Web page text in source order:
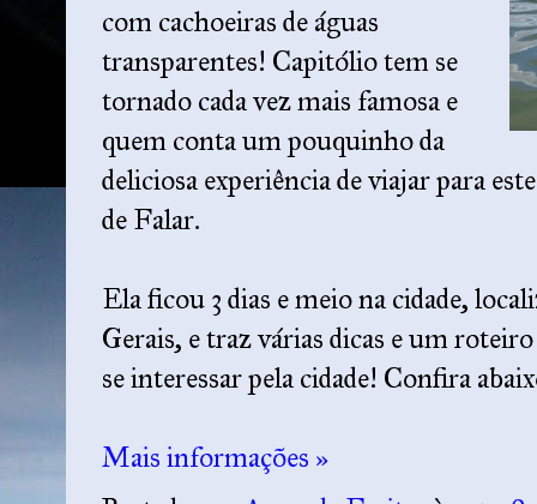
com cachoeiras de águas
transparentes! Capitólio tem se
tornado cada vez mais famosa e
quem conta um pouquinho da
deliciosa experiência de viajar para
de Falar.
Ela ficou 3 dias e meio na cidade,
Gerais, e traz várias dicas e um
se interessar pela cidade! Confira
Mais informações »